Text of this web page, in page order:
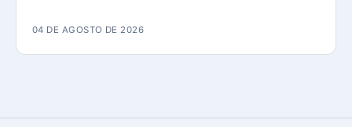
04 DE AGOSTO DE 2026